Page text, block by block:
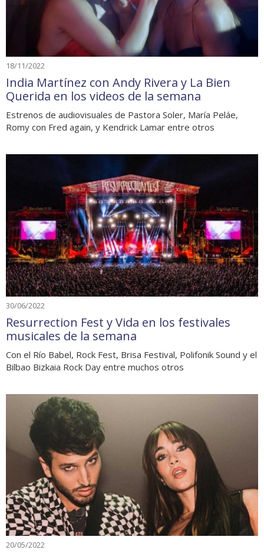
18/11/2022
India Martínez con Andy Rivera y La Bien
Querida en los videos de la semana
Estrenos de audiovisuales de Pastora Soler, María Peláe,
Romy con Fred again, y Kendrick Lamar entre otros
30/06/2022
Resurrection Fest y Vida en los festivales
musicales de la semana
Con el Río Babel, Rock Fest, Brisa Festival, Polifonik Sound y el
Bilbao Bizkaia Rock Day entre muchos otros
20/05/2022